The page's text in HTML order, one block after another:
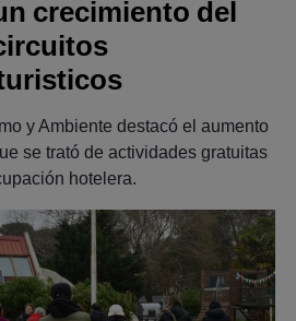
crecimiento del
y Ambiente destacó el aumento
se trató de actividades gratuitas
hotelera.